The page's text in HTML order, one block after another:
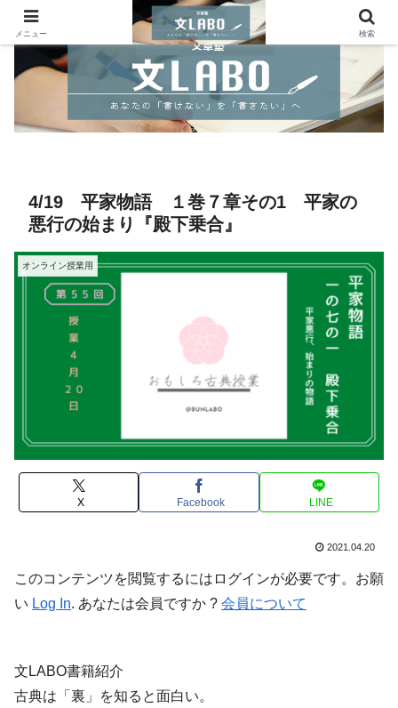
4/19 平家物語 １巻７章その1 平家の
悪行の始まり『殿下乗合』
オンライン授業用
X Facebook LINE
2021.04.20
このコンテンツを閲覧するにはログインが必要です。お願
い Log In. あなたは会員ですか ? 会員について
文LABO書籍紹介
古典は「裏」を知ると面白い。
メニュー 検索